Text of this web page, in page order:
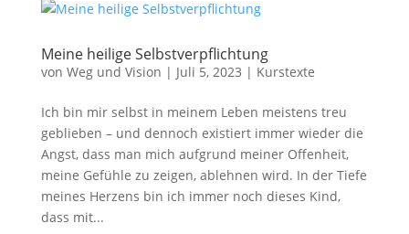
Meine heilige Selbstverpflichtung
von Weg und Vision | Juli 5, 2023 | Kurstexte
Ich bin mir selbst in meinem Leben meistens treu
geblieben – und dennoch existiert immer wieder die
Angst, dass man mich aufgrund meiner Offenheit,
meine Gefühle zu zeigen, ablehnen wird. In der Tiefe
meines Herzens bin ich immer noch dieses Kind,
dass mit...